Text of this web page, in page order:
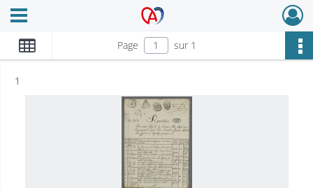
Archives Alsace - Colmar
Ouvrir le menu déroulant
Page sur 1
Résultat n°
1